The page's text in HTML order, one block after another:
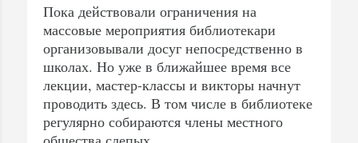
Пока действовали ограничения на
массовые мероприятия библиотекари
организовывали досуг непосредственно в
школах. Но уже в ближайшее время все
лекции, мастер-классы и викторы начнут
проводить здесь. В том числе в библиотеке
регулярно собираются члены местного